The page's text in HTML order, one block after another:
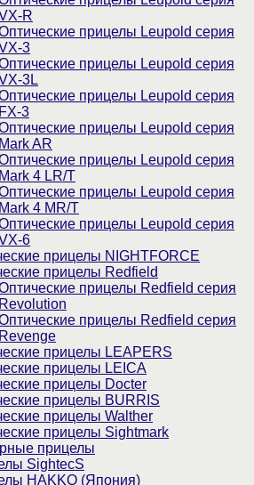
R
прицелы Leupold серия
3
прицелы Leupold серия
3L
прицелы Leupold серия
FX-3
прицелы Leupold серия
Mark AR
прицелы Leupold серия
Mark 4 LR/T
прицелы Leupold серия
Mark 4 MR/T
прицелы Leupold серия
6
прицелы NIGHTFORCE
прицелы Redfield
прицелы Redfield серия
Revolution
прицелы Redfield серия
Revenge
прицелы LEAPERS
прицелы LEICA
прицелы Docter
прицелы BURRIS
прицелы Walther
прицелы Sightmark
прицелы
SightecS
HAKKO (Япония)